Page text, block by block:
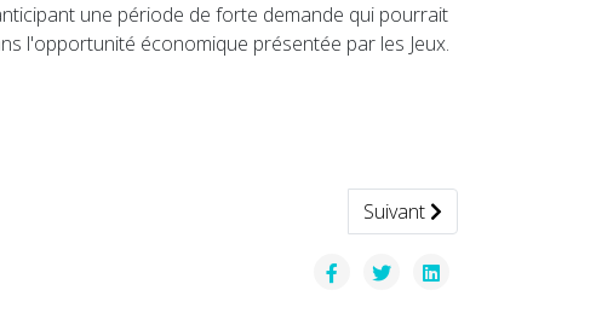
une période de forte demande qui pourrait
l'opportunité économique présentée par les Jeux.
minimum Article suivant :
Suivant